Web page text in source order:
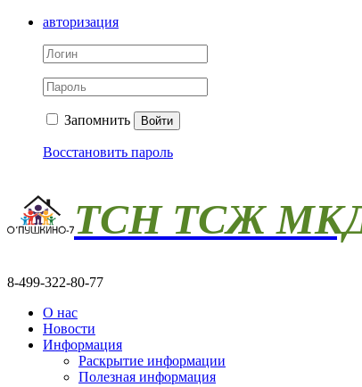
авторизация
Запомнить Войти
Восстановить пароль
ТСН ТСЖ
8-499-322-80-77
О нас
Новости
Информация
Раскрытие информации
Полезная информация